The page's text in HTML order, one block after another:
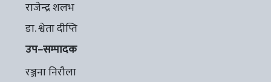
राजेन्द्र शलभ
डा. श्वेता दीप्ति
उप–सम्पादक
रञ्जना निरौला